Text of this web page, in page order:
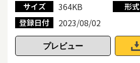
サイズ
364KB 形式
登録日付 2023/08/02